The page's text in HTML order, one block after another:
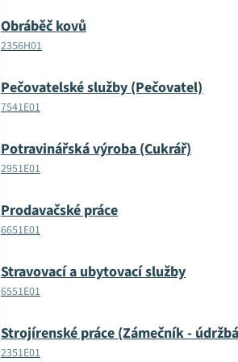
Obráběč kovů
2356H01
Pečovatelské služby (Pečovatel)
7541E01
Potravinářská výroba (Cukrář)
2951E01
Prodavačské práce
6651E01
Stravovací a ubytovací služby
6551E01
Strojírenské práce (Zámečník -
2351E01